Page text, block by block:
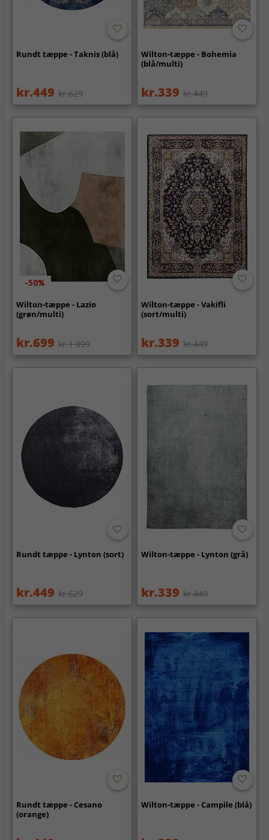
Rundt tæppe - Taknis (blå)
kr.449 kr.629
Wilton-tæppe - Bohemia
(blå/multi)
kr.339 kr.449
-50%
Wilton-tæppe - Lazio
(grøn/multi)
kr.699 kr.1 399
Wilton-tæppe - Vakifli
(sort/multi)
kr.339 kr.449
Rundt tæppe - Lynton (sort)
kr.449 kr.629
Wilton-tæppe - Lynton (grå)
kr.339 kr.449
Rundt tæppe - Cesano
(orange)
Wilton-tæppe - Campile (blå)